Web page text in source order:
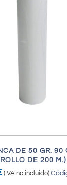
DE 50 GR. 90
DE 200 M.)
(IVA no incluido)